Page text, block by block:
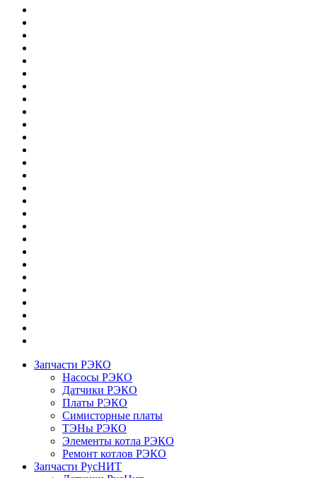
Запчасти РЭКО
Насосы РЭКО
Датчики РЭКО
Платы РЭКО
Симисторные платы
ТЭНы РЭКО
Элементы котла РЭКО
Ремонт котлов РЭКО
Запчасти РусНИТ